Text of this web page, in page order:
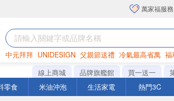
萬家福服務
中元拜拜 UNIDESIGN 父親節送禮 冷氣最高省萬 福
罐頭 海苔 洋芋片
線上商城 品牌旗艦館 買一送一
零食 米油沖泡 生活家電 熱門3C